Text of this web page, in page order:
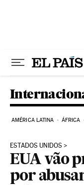
AMÉRICA LATINA ÁFRICA
ESTADOS UNIDOS
EUA vão
por